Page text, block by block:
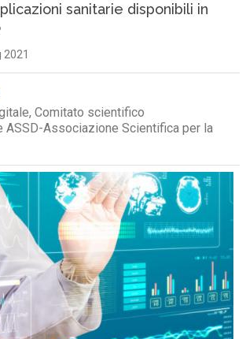
sanitarie disponibili in
2021
Comitato scientifico
ASSD-Associazione Scientifica per la